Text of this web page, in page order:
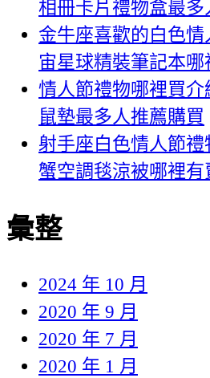
相冊卡片禮物盒最多
金牛座喜歡的白色
宙星球精裝筆記本哪
情人節禮物哪裡買
鼠墊最多人推薦購買
射手座白色情人節
蟹空調毯涼被哪裡有
彙整
2024 年 10 月
2020 年 9 月
2020 年 7 月
2020 年 1 月